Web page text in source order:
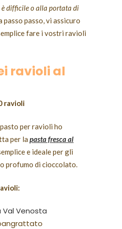
è difficile o alla portata di
passo passo, vi assicuro
fare i vostri ravioli
ravioli al
ravioli
per ravioli ho
per la pasta fresca al
e ideale per gli
profumo di cioccolato.
Val Venosta